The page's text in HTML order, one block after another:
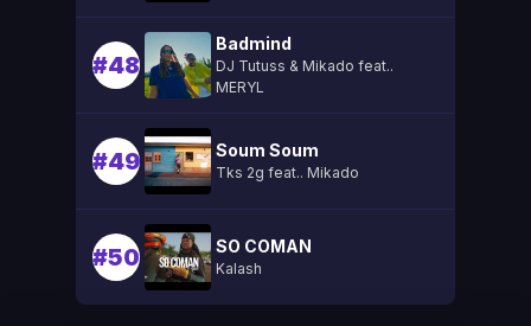
#48
Badmind
DJ Tutuss & Mikado feat..
MERYL
#49 Soum Soum
Tks 2g feat.. Mikado
#50 SO COMAN
Kalash